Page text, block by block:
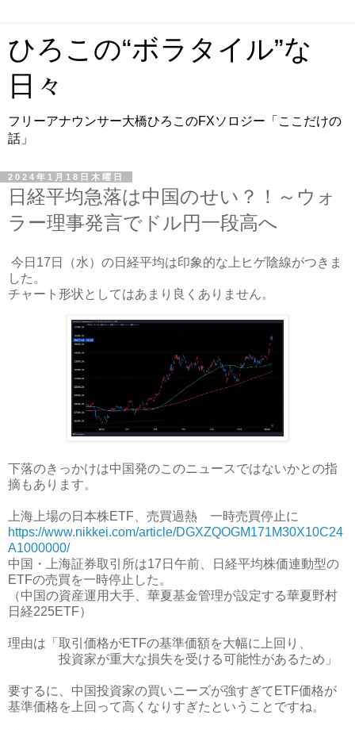
ひろこの“ボラタイル”な
日々
フリーアナウンサー大橋ひろこのFXソロジー「ここだけの
話」
2024年1月18日木曜日
日経平均急落は中国のせい？！～ウォ
ラー理事発言でドル円一段高へ
今日17日（水）の日経平均は印象的な上ヒゲ陰線がつきま
した。
チャート形状としてはあまり良くありません。
下落のきっかけは中国発のこのニュースではないかとの指
摘もあります。
上海上場の日本株ETF、売買過熱 一時売買停止に
https://www.nikkei.com/article/DGXZQOGM171M30X10C24
A1000000/
中国・上海証券取引所は17日午前、日経平均株価連動型の
ETFの売買を一時停止した。
（中国の資産運用大手、華夏基金管理が設定する華夏野村
日経225ETF）
理由は「取引価格がETFの基準価額を大幅に上回り、
投資家が重大な損失を受ける可能性があるため」
要するに、中国投資家の買いニーズが強すぎてETF価格が
基準価格を上回って高くなりすぎたということですね。